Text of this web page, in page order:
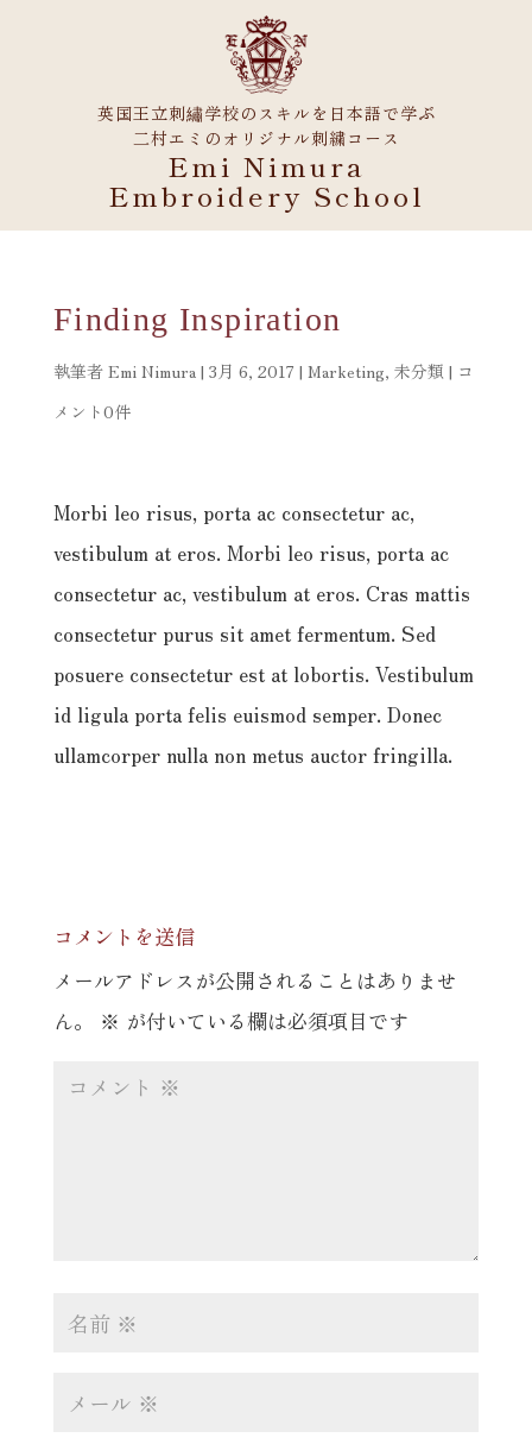
英国王立刺繡学校のスキルを日本語で学ぶ
二村エミのオリジナル刺繍コース
Emi Nimura
Embroidery School
Finding Inspiration
執筆者 Emi Nimura| 3月 6, 2017 | Marketing, 未分類 | コ
メント0件
Morbi leo risus, porta ac consectetur ac,
vestibulum at eros. Morbi leo risus, porta ac
consectetur ac, vestibulum at eros. Cras mattis
consectetur purus sit amet fermentum. Sed
posuere consectetur est at lobortis. Vestibulum
id ligula porta felis euismod semper. Donec
ullamcorper nulla non metus auctor fringilla.
コメントを送信
メールアドレスが公開されることはありませ
ん。
※ が付いている欄は必須項目です